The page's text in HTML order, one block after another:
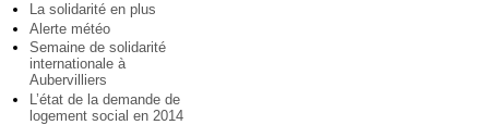
La solidarité en plus
Alerte météo
Semaine de solidarité
internationale à
Aubervilliers
L’état de la demande de
logement social en 2014